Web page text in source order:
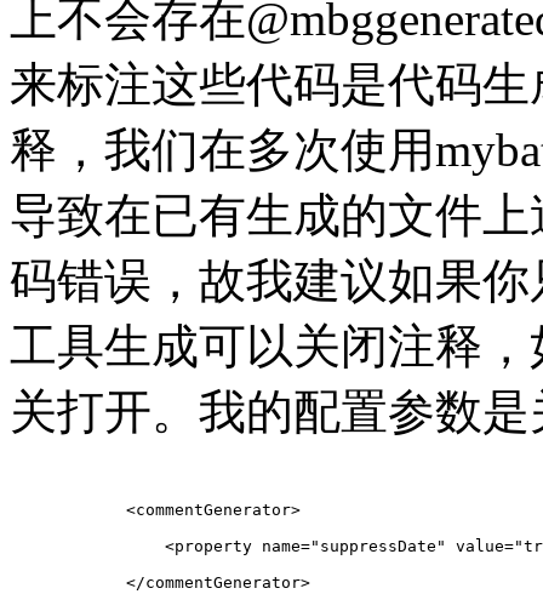
上不会存在
来标注这些代码是代码
释，我们在多次使用
导致在已有生成的文件
码错误，故我建议如果
工具生成可以关闭注释
关打开。我的配置参数
	    <commentGenerator>
<property name="suppressDate"
	    </commentGenerator>